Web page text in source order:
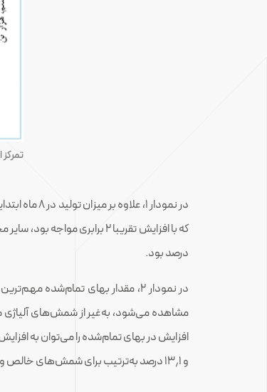
در نمودار
درصد بود.
در نمودار ۲، مقدار بهای تمام‌شده مهم‌ترین محصولات
مشاهده می‌شود، به‌غیر از شمش‌های
افزایش در بهای تمام‌شده را می‌توان به
و ۱۳٫۱ درصد به‌ترتیب برای شمش‌های خالص و شمش‌های بیلت شده است.